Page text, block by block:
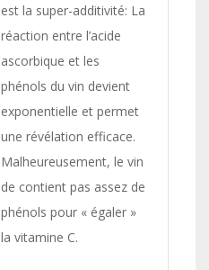
est la super-additivité: La
réaction entre l’acide
ascorbique et les
phénols du vin devient
exponentielle et permet
une révélation efficace.
Malheureusement, le vin
de contient pas assez de
phénols pour « égaler »
la vitamine C.